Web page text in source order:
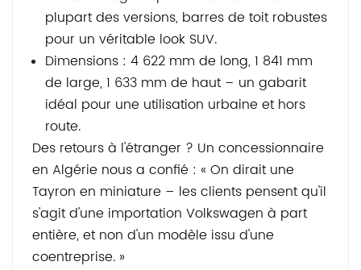
plupart des versions, barres de toit robustes
pour un véritable look SUV.
Dimensions : 4 622 mm de long, 1 841 mm
de large, 1 633 mm de haut – un gabarit
idéal pour une utilisation urbaine et hors
route.
Des retours à l'étranger ? Un concessionnaire
en Algérie nous a confié : « On dirait une
Tayron en miniature – les clients pensent qu'il
s'agit d'une importation Volkswagen à part
entière, et non d'un modèle issu d'une
coentreprise. »